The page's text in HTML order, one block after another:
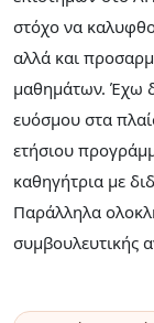
στόχο να
αλλά και
μαθημάτων. Έχω
ευόσμου στα
ετήσιου
καθηγήτρια με
Παράλληλα
συμβουλευτικής